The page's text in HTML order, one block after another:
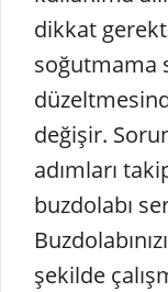
dikkat
soğutmama
değişir.
adımları
buzdolabı
şekilde